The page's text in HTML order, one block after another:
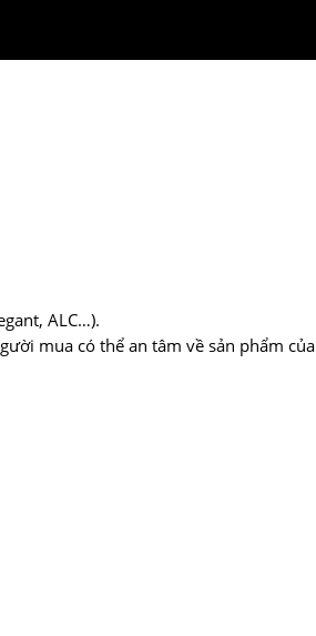
ALC…).
mua có thể an tâm về sản phẩm của